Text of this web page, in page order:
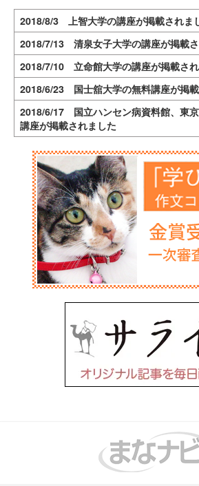
2018/8/3 上智大学の講座が掲載されま
2018/7/13 清泉女子大学の講座が掲載
2018/7/10 立命館大学の講座が掲載さ
2018/6/23 国士舘大学の無料講座が掲
2018/6/17 国立ハンセン病資料館、東
講座が掲載されました